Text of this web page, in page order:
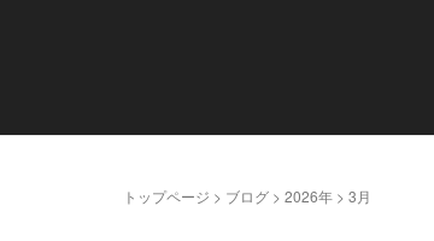
トップページ > ブログ > 2026年 > 3月